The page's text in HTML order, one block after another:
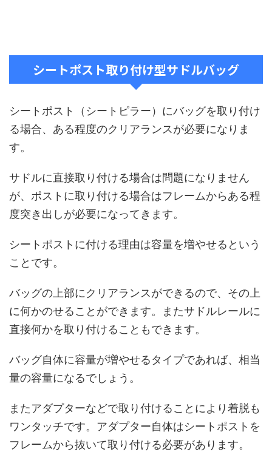
シートポスト取り付け型サドルバッグ
シートポスト（シートピラー）にバッグを取り付け
る場合、ある程度のクリアランスが必要になりま
す。
サドルに直接取り付ける場合は問題になりません
が、ポストに取り付ける場合はフレームからある程
度突き出しが必要になってきます。
シートポストに付ける理由は容量を増やせるという
ことです。
バッグの上部にクリアランスができるので、その上
に何かのせることができます。またサドルレールに
直接何かを取り付けることもできます。
バッグ自体に容量が増やせるタイプであれば、相当
量の容量になるでしょう。
またアダプターなどで取り付けることにより着脱も
ワンタッチです。アダプター自体はシートポストを
フレームから抜いて取り付ける必要があります。